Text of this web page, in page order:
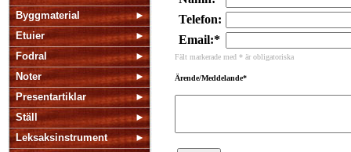
Byggmaterial
Etuier
Fodral
Noter
Presentartiklar
Ställ
Leksaksinstrument